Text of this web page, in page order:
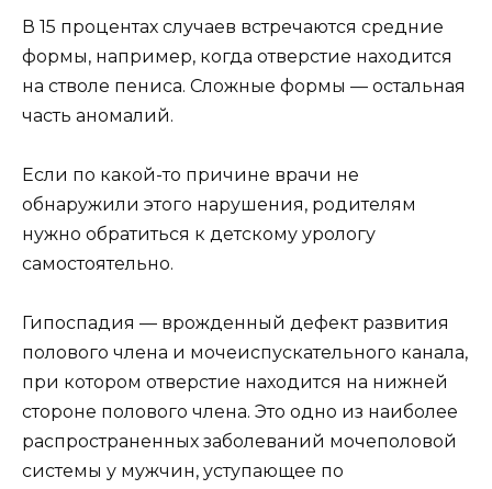
В 15 процентах случаев встречаются средние
формы, например, когда отверстие находится
на стволе пениса. Сложные формы — остальная
часть аномалий.
Если по какой-то причине врачи не
обнаружили этого нарушения, родителям
нужно обратиться к детскому урологу
самостоятельно.
Гипоспадия — врожденный дефект развития
полового члена и мочеиспускательного канала,
при котором отверстие находится на нижней
стороне полового члена. Это одно из наиболее
распространенных заболеваний мочеполовой
системы у мужчин, уступающее по